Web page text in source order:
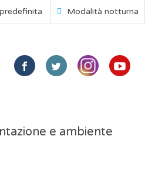
Modalità notturna
e ambiente